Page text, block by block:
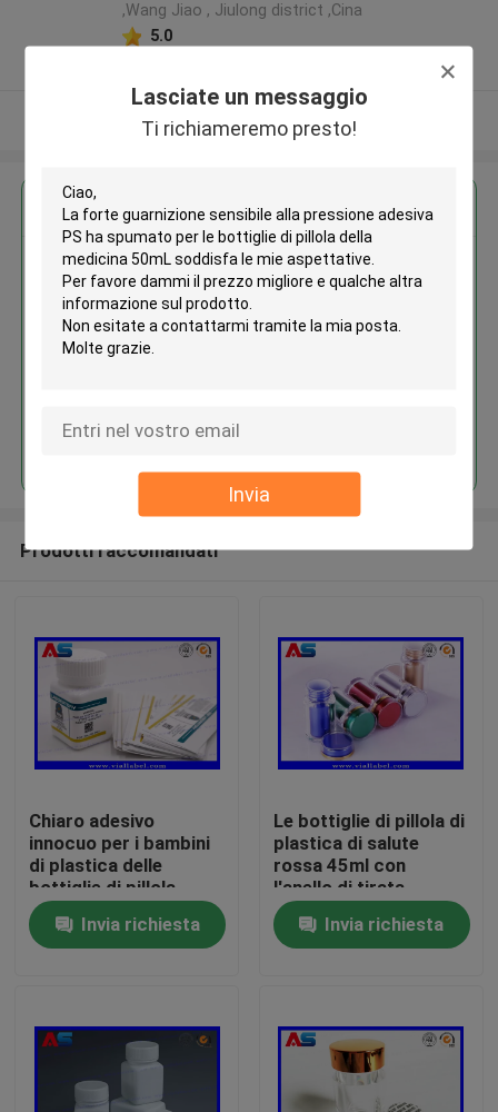
Lasciate un messaggio
Ti richiameremo presto!
Invia
Prodotti
Circa noi
,Wang Jiao , Jiulong district ,Cina
5.0
Osservi più
Ottieni il miglior prezzo per
La forte guarnizione sensibile
alla pressione adesiva PS ha
spumato per le bottiglie di pillola
Continua
Prodotti raccomandati
Chiaro adesivo
innocuo per i bambini
di plastica delle
bottiglie di pillola
forte impermeabile
per la compressa
orale
Invia richiesta
Le bottiglie di pillola di
plastica di salute
rossa 45ml con
l'anello di tirata
ricoprono/guarnizione
sensibile della
protezione
Invia richiesta